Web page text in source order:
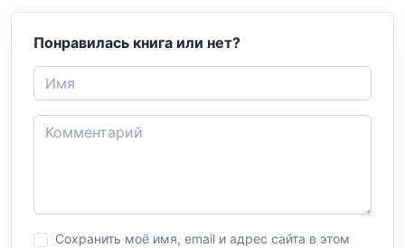
Понравилась книга или нет?
Сохранить моё имя, email и адрес сайта в этом